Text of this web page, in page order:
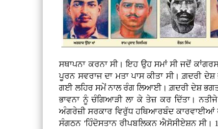
ਸਥਾਪਨਾ ਕਰਨਾ ਸੀ। ਇਹ ਉਹ ਸਮਾਂ ਸੀ ਜਦੋਂ
ਪੂਰਨ ਸਵਰਾਜ ਦਾ ਮਤਾ ਪਾਸ ਕੀਤਾ ਸੀ। ਗ਼ਦਰੀ
ਗਈ ਲਹਿਰ ਸਮੇਂ ਨਾਲ ਰੰਗ ਲਿਆਈ। ਗ਼ਦਰੀ ਦੇਸ਼
ਭਾਵਨਾ ਨੂੰ ਚੰਗਿਆੜੀ ਲਾ ਕੇ ਤੇਜ਼ ਕਰ ਦਿੱਤਾ।
ਅੰਗਰੇਜ਼ੀ ਸਰਕਾਰ ਵਿਰੁੱਧ ਹਥਿਆਰਬੰਦ ਕਾਰਵਾਈਆਂ
ਸੰਗਠਨ 'ਹਿੰਦੋਸਤਾਨ ਰੀਪਬਲਿਕਨ ਐਸੋਸੀਏਸ਼ਨ